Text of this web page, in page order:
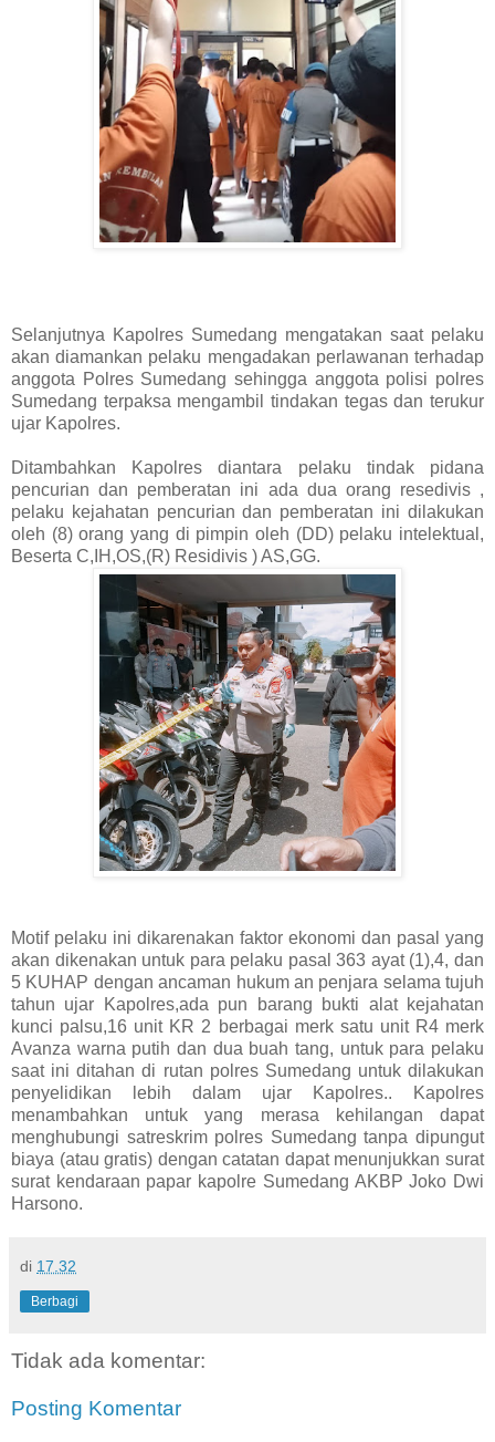
Selanjutnya Kapolres Sumedang mengatakan saat pelaku
akan diamankan pelaku mengadakan perlawanan terhadap
anggota Polres Sumedang sehingga anggota polisi polres
Sumedang terpaksa mengambil tindakan tegas dan terukur
ujar Kapolres.
Ditambahkan Kapolres diantara pelaku tindak pidana
pencurian dan pemberatan ini ada dua orang resedivis ,
pelaku kejahatan pencurian dan pemberatan ini dilakukan
oleh (8) orang yang di pimpin oleh (DD) pelaku intelektual,
Beserta C,IH,OS,(R) Residivis ) AS,GG.
Motif pelaku ini dikarenakan faktor ekonomi dan pasal yang
akan dikenakan untuk para pelaku pasal 363 ayat (1),4, dan
5 KUHAP dengan ancaman hukum an penjara selama tujuh
tahun ujar Kapolres,ada pun barang bukti alat kejahatan
kunci palsu,16 unit KR 2 berbagai merk satu unit R4 merk
Avanza warna putih dan dua buah tang, untuk para pelaku
saat ini ditahan di rutan polres Sumedang untuk dilakukan
penyelidikan lebih dalam ujar Kapolres.. Kapolres
menambahkan untuk yang merasa kehilangan dapat
menghubungi satreskrim polres Sumedang tanpa dipungut
biaya (atau gratis) dengan catatan dapat menunjukkan surat
surat kendaraan papar kapolre Sumedang AKBP Joko Dwi
Harsono.
di 17.32
Berbagi
Tidak ada komentar:
Posting Komentar